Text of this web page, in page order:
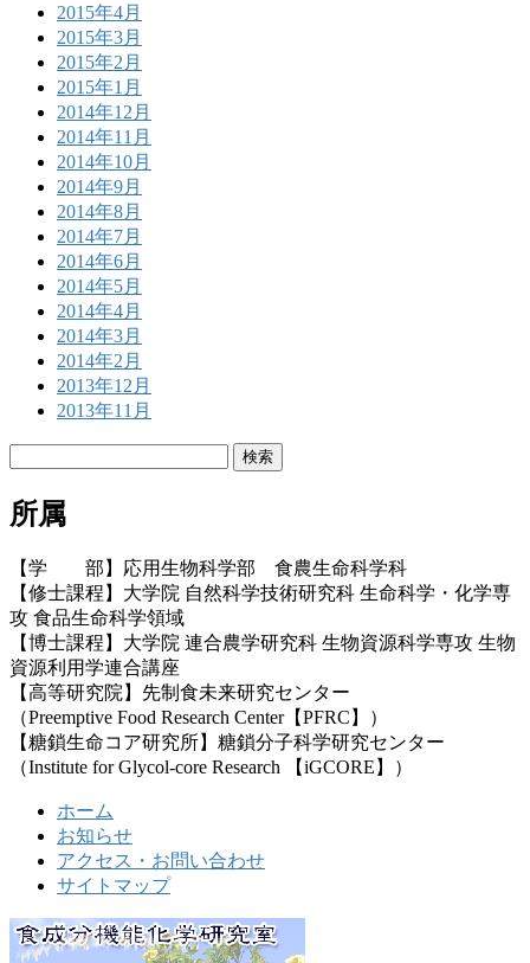
2015年4月
2015年3月
2015年2月
2015年1月
2014年12月
2014年11月
2014年10月
2014年9月
2014年8月
2014年7月
2014年6月
2014年5月
2014年4月
2014年3月
2014年2月
2013年12月
2013年11月
所属
【学 部】応用生物科学部 食農生命科学科
【修士課程】大学院 自然科学技術研究科 生命科学・化学専
攻 食品生命科学領域
【博士課程】大学院 連合農学研究科 生物資源科学専攻 生物
資源利用学連合講座
【高等研究院】先制食未来研究センター
（Preemptive Food Research Center【PFRC】）
【糖鎖生命コア研究所】糖鎖分子科学研究センター
（Institute for Glycol-core Research 【iGCORE】）
ホーム
お知らせ
アクセス・お問い合わせ
サイトマップ